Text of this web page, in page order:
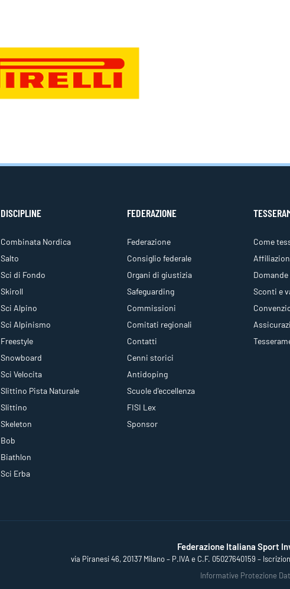
DISCIPLINE
Combinata Nordica
Salto
Sci di Fondo
Skiroll
Sci Alpino
Sci Alpinismo
Freestyle
Snowboard
Sci Velocita
Slittino Pista Naturale
Slittino
Skeleton
Bob
Biathlon
Sci Erba
FEDERAZIONE
Federazione
Consiglio federale
Organi di giustizia
Safeguarding
Commissioni
Comitati regionali
Contatti
Cenni storici
Antidoping
Scuole d'eccellenza
FISI Lex
Sponsor
Come
Sconti e
Federazione Italiana Sport
via Piranesi 46, 20137 Milano – P.IVA e C.F. 05027640159 –
Informative Protezione